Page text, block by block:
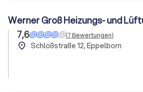
Werner Groß Heizungs- und
7,6
(7Bewertungen)
place Schloßstraße 12, Eppelborn